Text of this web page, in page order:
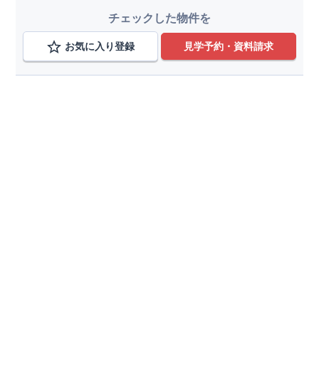
チェックした物件を
お気に入り登録 見学予約・資料請求